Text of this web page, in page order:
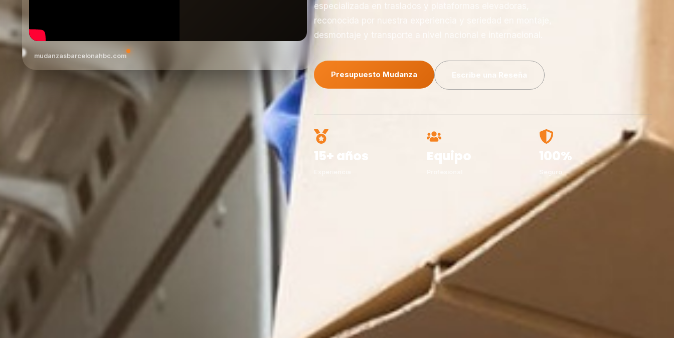
mudanzasbarcelonahbc.com
especializada en traslados y plataformas elevadoras,
reconocida por nuestra experiencia y seriedad en montaje,
desmontaje y transporte a nivel nacional e internacional.
Presupuesto Mudanza Escribe una Reseña
15+ años Equipo 100%
Seguro